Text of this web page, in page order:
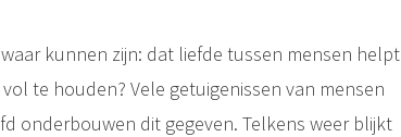
kunnen zijn: dat liefde tussen mensen helpt
te houden? Vele getuigenissen van mensen
onderbouwen dit gegeven. Telkens weer blijkt